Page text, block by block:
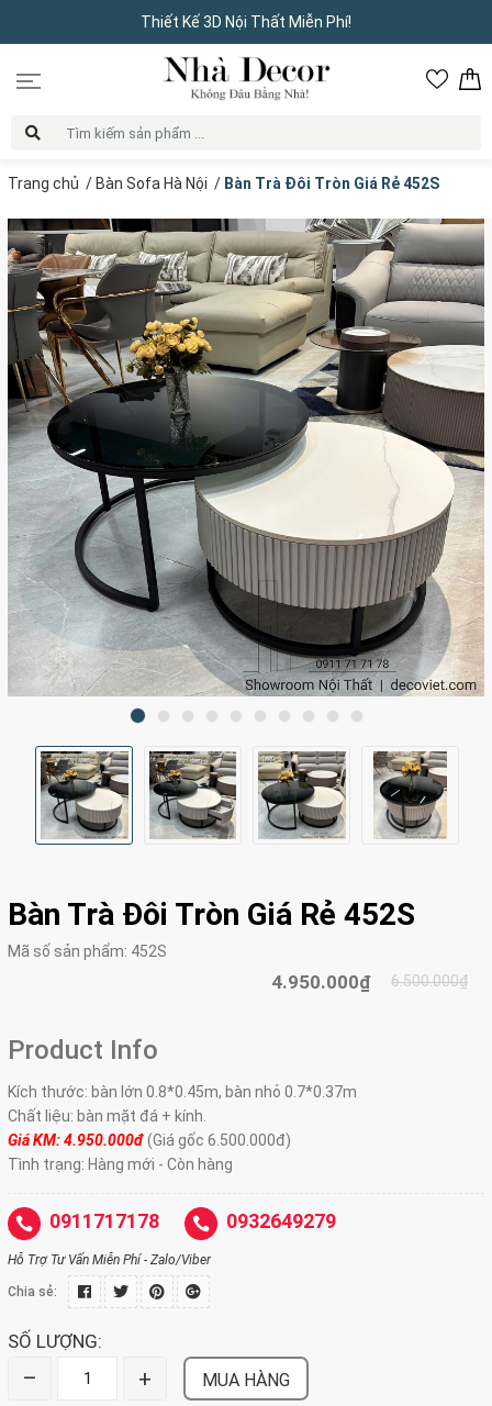
Thiết Kế 3D Nội Thất Miễn Phí!
Trang chủ / Bàn Sofa Hà Nội / Bàn Trà Đôi Tròn Giá Rẻ 452S
Bàn Trà Đôi Tròn Giá Rẻ 452S
Mã số sản phẩm: 452S
4.950.000₫ 6.500.000₫
Product Info
Kích thước: bàn lớn 0.8*0.45m, bàn nhỏ 0.7*0.37m
Chất liệu: bàn mặt đá + kính.
Giá KM: 4.950.000đ(Giá gốc 6.500.000đ)
Tình trạng: Hàng mới - Còn hàng
0911717178 0932649279
Hỗ Trợ Tư Vấn Miễn Phí - Zalo/Viber
Chia sẻ:
SỐ LƯỢNG:
– + MUA HÀNG